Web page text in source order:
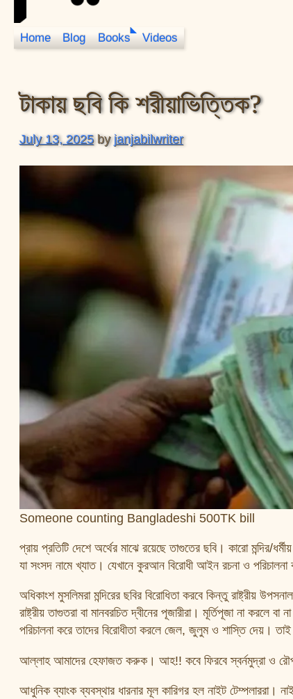
Home Blog Books Videos
টাকায় ছবি কি শরীয়াভিত্তিক?
July 13, 2025 byjanjabilwriter
Someone counting Bangladeshi 500TK bill
প্রায় প্রতিটি দেশে অর্থের মাঝে রয়েছে তাগুতের ছবি। কারো মন্দির/
যা সংসদ নামে খ্যাত। যেখানে কুরআন বিরোধী আইন রচনা ও পরিচালনা
অধিকাংশ মুসলিমরা মন্দিরের ছবির বিরোধিতা করবে কিন্তু রাষ্ট্রীয়
রাষ্ট্রীয় তাগুতরা বা মানবরচিত দ্বীনের পূজারীরা। মূর্তিপূজা না করলে
পরিচালনা করে তাদের বিরোধীতা করলে জেল, জুলুম ও শাস্তি দেয়।
আল্লাহ আমাদের হেফাজত করুক। আহ!! কবে ফিরবে স্বর্নমুদ্রা ও
আধুনিক ব্যাংক ব্যবস্থার ধারনার মূল কারিগর হল নাইট টেম্পলাররা।